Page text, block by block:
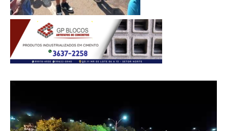
vídeo